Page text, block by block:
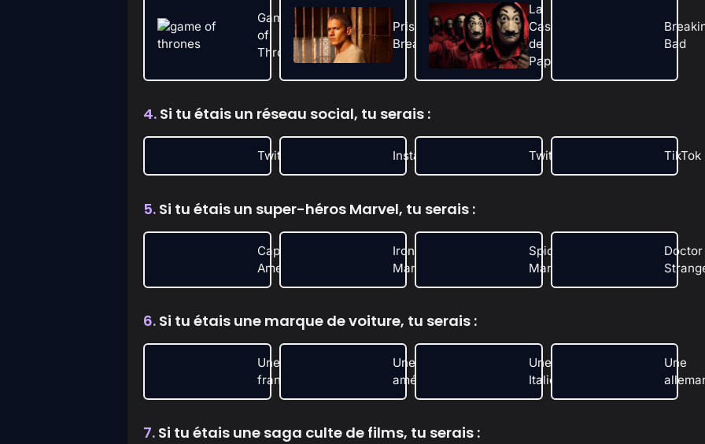
Game
of
Thrones
Prison
Break
La
Casa
de
Papel
Bad
4. Si tu étais un réseau social, tu serais :
Twitter Instagram Twitch TikTok
5. Si tu étais un super-héros Marvel, tu serais :
Captain
America
Iron
Man
Spider-
Man
Doctor
6. Si tu étais une marque de voiture, tu serais :
Une
française
Une
américaine
Une
Italienne
Une
7. Si tu étais une saga culte de films, tu serais :